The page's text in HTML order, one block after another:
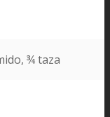
¾ taza